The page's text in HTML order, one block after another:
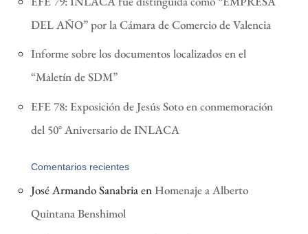
DEL AÑO” por la Cámara de Comercio de Valencia
Informe sobre los documentos localizados en el
“Maletín de SDM”
EFE 78: Exposición de Jesús Soto en conmemoración
del 50° Aniversario de INLACA
Comentarios recientes
José Armando SanabriaenHomenaje a Alberto
Quintana Benshimol